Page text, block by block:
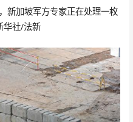
新加坡军方专家正在处理一枚
华社/法新